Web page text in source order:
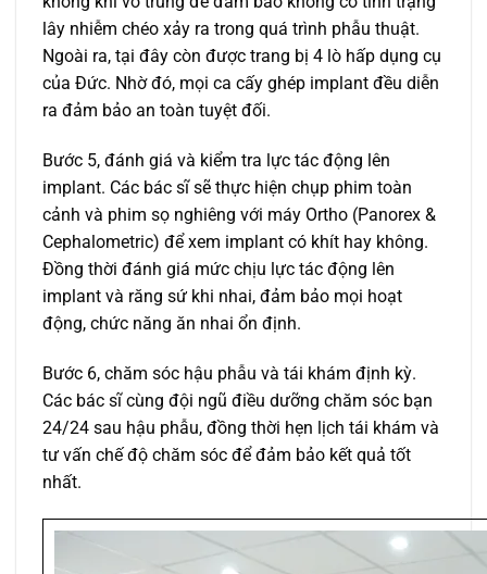
lây nhiễm chéo xảy ra trong quá trình phẫu thuật.
Ngoài ra, tại đây còn được trang bị 4 lò hấp dụng cụ
của Đức. Nhờ đó, mọi ca cấy ghép implant đều diễn
ra đảm bảo an toàn tuyệt đối.
Bước 5, đánh giá và kiểm tra lực tác động lên
implant. Các bác sĩ sẽ thực hiện chụp phim toàn
cảnh và phim sọ nghiêng với máy Ortho (Panorex &
Cephalometric) để xem implant có khít hay không.
Đồng thời đánh giá mức chịu lực tác động lên
implant và răng sứ khi nhai, đảm bảo mọi hoạt
động, chức năng ăn nhai ổn định.
Bước 6, chăm sóc hậu phẫu và tái khám định kỳ.
Các bác sĩ cùng đội ngũ điều dưỡng chăm sóc bạn
24/24 sau hậu phẫu, đồng thời hẹn lịch tái khám và
tư vấn chế độ chăm sóc để đảm bảo kết quả tốt
nhất.